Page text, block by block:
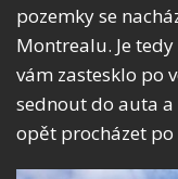
pozemky se
Montrealu. Je
vám zastesklo po
sednout do auta
opět procházet